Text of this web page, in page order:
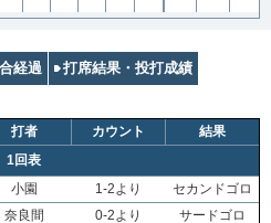
経過 打席結果・投打成績
打者 カウント
結果
1回表
小園 1-2より
セカンドゴロ
奈良間 0-2より サードゴロ